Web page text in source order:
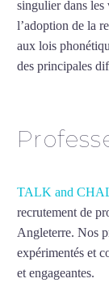
singulier dans les
l’adoption de la
aux lois
des principales
TALK and
recrutement de
Angleterre. Nos
expérimentés et
et engageantes.